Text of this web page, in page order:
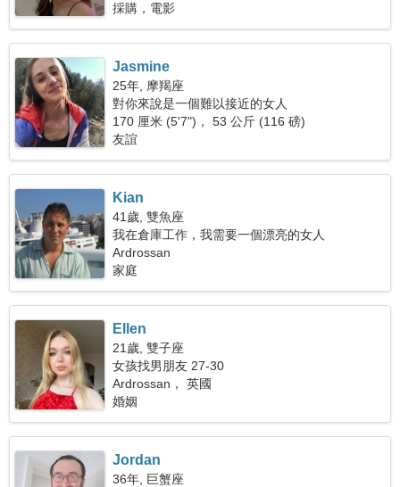
採購，電影
Jasmine
25年, 摩羯座
對你來說是一個難以接近的女人
170 厘米 (5'7")， 53 公斤 (116 磅)
友誼
Kian
41歲, 雙魚座
我在倉庫工作，我需要一個漂亮的女人
Ardrossan
家庭
Ellen
21歲, 雙子座
女孩找男朋友 27-30
Ardrossan， 英國
婚姻
Jordan
36年, 巨蟹座